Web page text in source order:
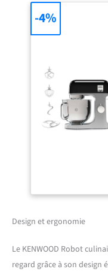
-4%
Design et ergonomie
Le KENWOOD Robot
regard grâce à son